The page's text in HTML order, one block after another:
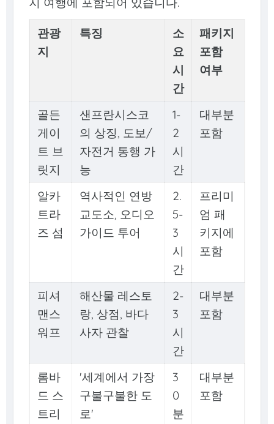
관광
지
특징
소
요
시
간
패키지
포함
여부
골든
게이
트 브
릿지
샌프란시스코
의 상징, 도보/
자전거 통행 가
능
1-
2
시
간
대부분
포함
알카
트라
즈 섬
역사적인 연방
교도소, 오디오
가이드 투어
2.
5-
3
시
간
프리미
엄 패
키지에
포함
피셔
맨스
워프
해산물 레스토
랑, 상점, 바다
사자 관찰
2-
3
시
간
대부분
포함
롬바
드 스
트리
'세계에서 가장
구불구불한 도
로'
3
0
분
대부분
포함